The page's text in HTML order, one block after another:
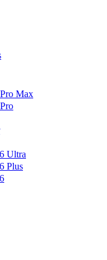
Max
Ultra
Plus